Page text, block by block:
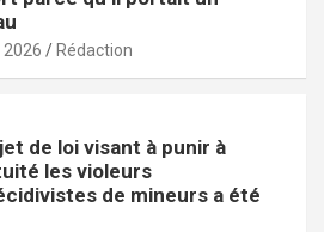
2026 Rédaction
de loi visant à punir à
les violeurs
de mineurs a été